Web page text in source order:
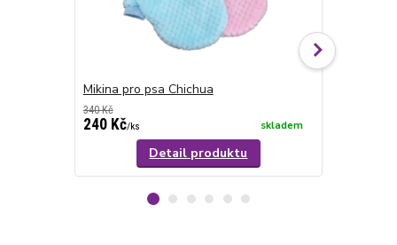
Mikina pro psa Chichua
340 Kč
240 Kč/ks skladem
Detail produktu